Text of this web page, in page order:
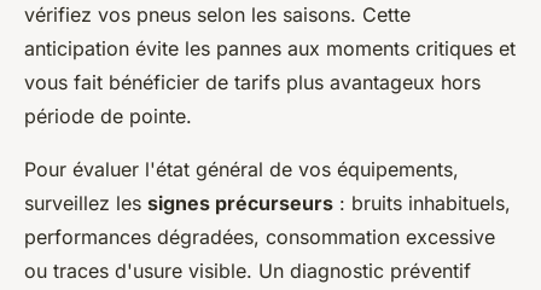
vérifiez vos pneus selon les saisons. Cette
anticipation évite les pannes aux moments critiques et
vous fait bénéficier de tarifs plus avantageux hors
période de pointe.
Pour évaluer l'état général de vos équipements,
surveillez les signes précurseurs : bruits inhabituels,
performances dégradées, consommation excessive
ou traces d'usure visible. Un diagnostic préventif